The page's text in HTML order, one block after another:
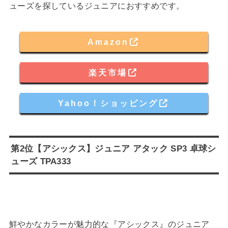
ューズを探しているジュニアにおすすめです。
Amazon
楽天市場
Yahoo！ショッピング
第2位【アシックス】ジュニア アタック SP3 卓球シ
ューズ TPA333
鮮やかなカラーが魅力的な『アシックス』のジュニア